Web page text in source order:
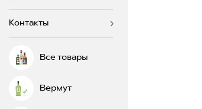
Контакты
Все товары
Вермут